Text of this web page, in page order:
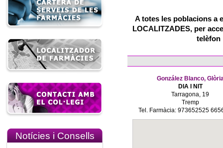
Notícies i Consells
A totes les poblacions a
LOCALITZADES, per
telèfon
González Blanco,
DIA I NIT
Tarragona, 19
Tremp
Tel. Farmàcia: 973652525